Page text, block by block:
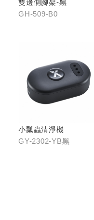
雙邊側腳架-黑
GH-509-B0
小瓢蟲清淨機
GY-2302-YB黑